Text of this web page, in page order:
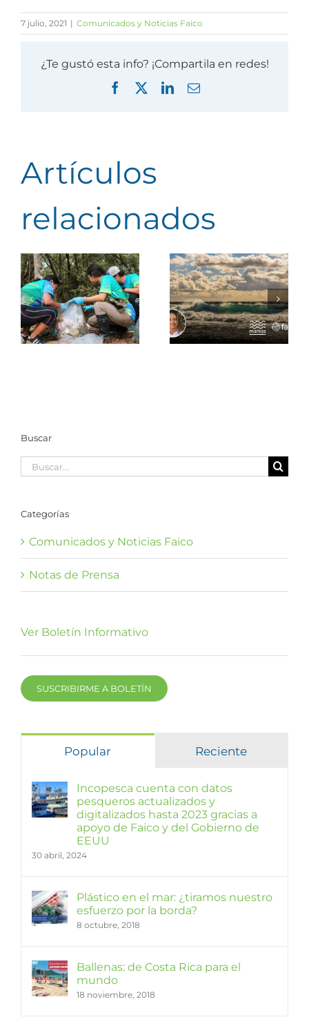
7 julio, 2021 | Comunicados y Noticias Faico
¿Te gustó esta info? ¡Compartila en redes!
Facebook LinkedInCorreo
Artículos
relacionados
Junio, mes del
océano:
celebrar
aquello que
sostiene la vida
– Columna
la aplicación de
la legislación
marina
fortalece
capacidades
de operación
Buscar
Buscar:
Categorías
Comunicados y Noticias Faico
Notas de Prensa
Ver Boletín Informativo
SUSCRIBIRME A BOLETÍN
Popular Reciente
Incopesca cuenta con datos
pesqueros actualizados y
digitalizados hasta 2023 gracias a
apoyo de Faico y del Gobierno de
EEUU
30 abril, 2024
Plástico en el mar: ¿tiramos nuestro
esfuerzo por la borda?
8 octubre, 2018
Ballenas: de Costa Rica para el
mundo
18 noviembre, 2018